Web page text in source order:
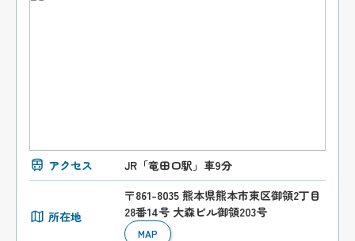
アクセス JR「竜田口駅」車9分
所在地
〒861-8035 熊本県熊本市東区御領2丁目
28番14号 大森ビル御領203号
MAP